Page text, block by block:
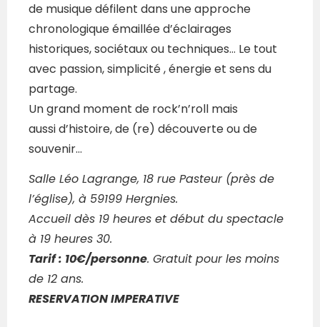
de musique défilent dans une approche
chronologique émaillée d’éclairages
historiques, sociétaux ou techniques… Le tout
avec passion, simplicité , énergie et sens du
partage.
Un grand moment de rock’n’roll mais
aussi d’histoire, de (re) découverte ou de
souvenir…
Salle Léo Lagrange, 18 rue Pasteur(près de
l’église), à 59199 Hergnies.
Accueil dès 19 heures et début du spectacle
à 19 heures 30.
Tarif : 10€/personne. Gratuit pour les moins
de 12 ans.
RESERVATION IMPERATIVE